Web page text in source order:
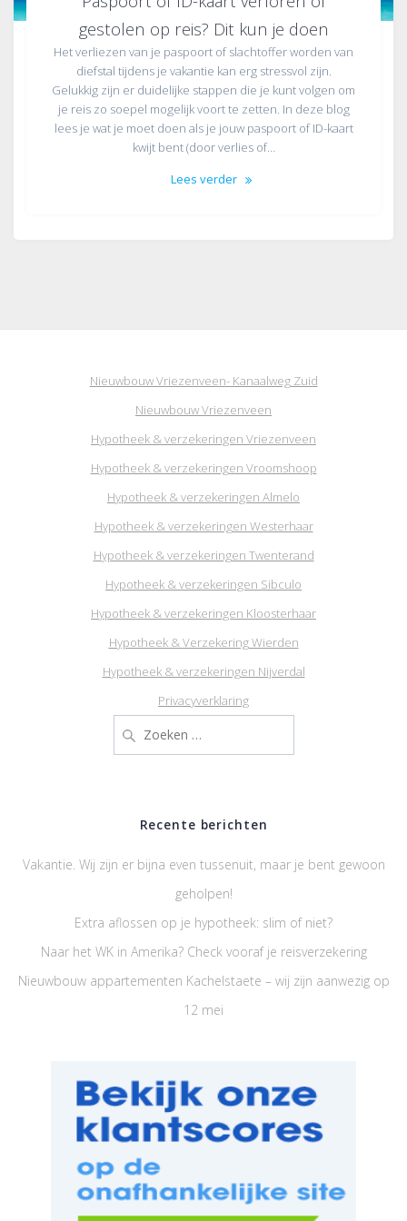
gestolen op reis? Dit kun je doen
Het verliezen van je paspoort of slachtoffer worden van
diefstal tijdens je vakantie kan erg stressvol zijn.
Gelukkig zijn er duidelijke stappen die je kunt volgen om
je reis zo soepel mogelijk voort te zetten. In deze blog
lees je wat je moet doen als je jouw paspoort of ID-kaart
kwijt bent (door verlies of…
Lees verder
Nieuwbouw Vriezenveen- Kanaalweg Zuid
Nieuwbouw Vriezenveen
Hypotheek & verzekeringen Vriezenveen
Hypotheek & verzekeringen Vroomshoop
Hypotheek & verzekeringen Almelo
Hypotheek & verzekeringen Westerhaar
Hypotheek & verzekeringen Twenterand
Hypotheek & verzekeringen Sibculo
Hypotheek & verzekeringen Kloosterhaar
Hypotheek & Verzekering Wierden
Hypotheek & verzekeringen Nijverdal
Privacyverklaring
naar:
Recente berichten
Vakantie. Wij zijn er bijna even tussenuit, maar je bent gewoon
geholpen!
Extra aflossen op je hypotheek: slim of niet?
Naar het WK in Amerika? Check vooraf je reisverzekering
Nieuwbouw appartementen Kachelstaete – wij zijn aanwezig op
12 mei